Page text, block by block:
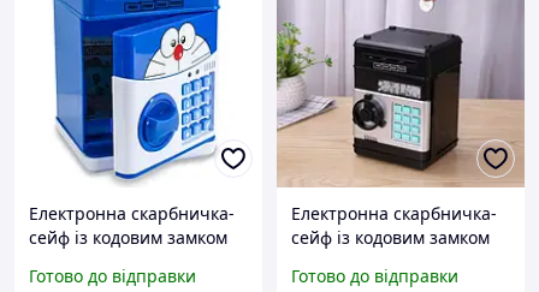
Електронна скарбничка-
сейф із кодовим замком
Готово до відправки
Електронна скарбничка-
сейф із кодовим замком
Готово до відправки